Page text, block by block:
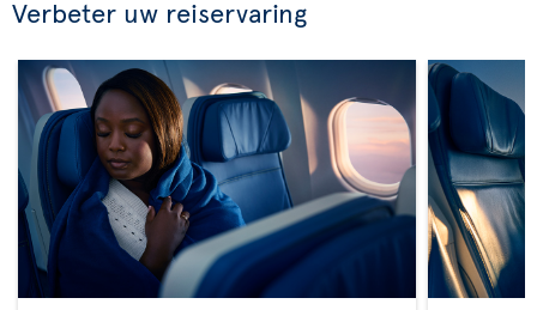
Verbeter uw reiservaring